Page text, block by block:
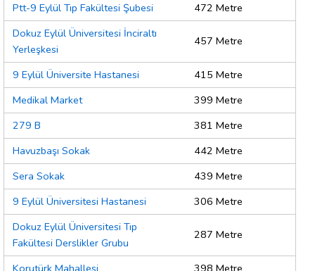
Ptt-9 Eylül Tıp Fakültesi Şubesi
472 Metre
Dokuz Eylül Üniversitesi İnciraltı
Yerleşkesi
457 Metre
9 Eylül Üniversite Hastanesi
415 Metre
Medikal Market
399 Metre
279 B
381 Metre
Havuzbaşı Sokak
442 Metre
Sera Sokak
439 Metre
9 Eylül Üniversitesi Hastanesi
306 Metre
Dokuz Eylül Üniversitesi Tıp
Fakültesi Derslikler Grubu
287 Metre